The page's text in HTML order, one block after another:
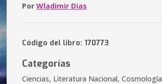
Por Wladimir Dias
Código del libro: 170773
Categorías
Ciencias, Literatura Nacional, Cosmología